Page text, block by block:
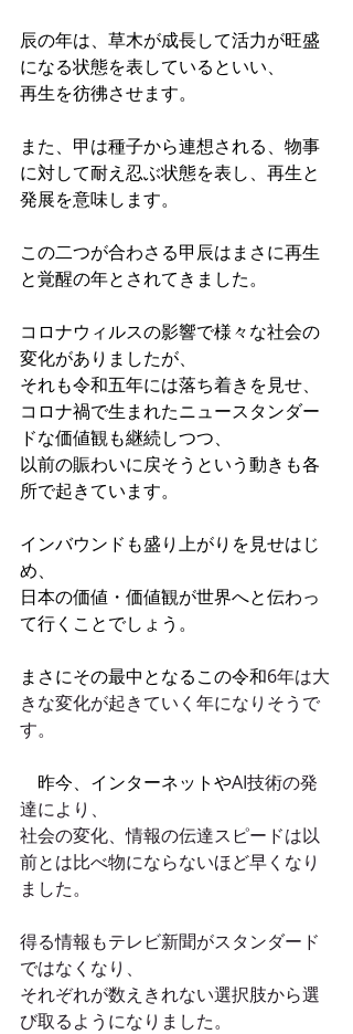
辰の年は、草木が成長して活力が旺盛
になる状態を表しているといい、
再生を彷彿させます。
また、甲は種子から連想される、物事
に対して耐え忍ぶ状態を表し、再生と
発展を意味します。
この二つが合わさる甲辰はまさに再生
と覚醒の年とされてきました。
コロナウィルスの影響で様々な社会の
変化がありましたが、
それも令和五年には落ち着きを見せ、
コロナ禍で生まれたニュースタンダー
ドな価値観も継続しつつ、
以前の賑わいに戻そうという動きも各
所で起きています。
インバウンドも盛り上がりを見せはじ
め、
日本の価値・価値観が世界へと伝わっ
て行くことでしょう。
まさにその最中となるこの令和6年は大
きな変化が起きていく年になりそうで
す。
昨今、インターネットやAI技術の発
達により、
社会の変化、情報の伝達スピードは以
前とは比べ物にならないほど早くなり
ました。
得る情報もテレビ新聞がスタンダード
ではなくなり、
それぞれが数えきれない選択肢から選
び取るようになりました。